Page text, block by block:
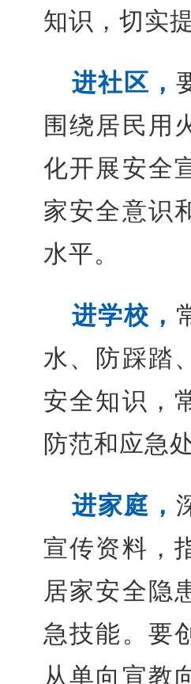
知识，切实
进社区，
围绕居民用
化开展安全
家安全意识
水平。
进学校，
水、防踩踏
安全知识，
防范和应急
进家庭，
宣传资料，
居家安全隐
急技能。要
从单向宣教